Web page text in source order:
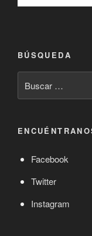
BÚSQUEDA
por:
Facebook
Twitter
Instagram